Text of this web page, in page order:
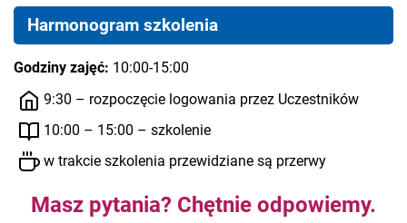
Harmonogram szkolenia
Godziny zajęć: 10:00-15:00
9:30 – rozpoczęcie logowania przez Uczestników
10:00 – 15:00 – szkolenie
w trakcie szkolenia przewidziane są przerwy
Masz pytania? Chętnie odpowiemy.